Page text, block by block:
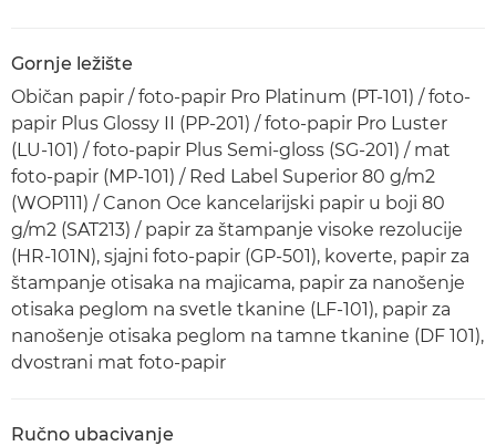
Gornje ležište
Običan papir / foto-papir Pro Platinum (PT-101) / foto-
papir Plus Glossy II (PP-201) / foto-papir Pro Luster
(LU-101) / foto-papir Plus Semi-gloss (SG-201) / mat
foto-papir (MP-101) / Red Label Superior 80 g/m2
(WOP111) / Canon Oce kancelarijski papir u boji 80
g/m2 (SAT213) / papir za štampanje visoke rezolucije
(HR-101N), sjajni foto-papir (GP-501), koverte, papir za
štampanje otisaka na majicama, papir za nanošenje
otisaka peglom na svetle tkanine (LF-101), papir za
nanošenje otisaka peglom na tamne tkanine (DF 101),
dvostrani mat foto-papir
Ručno ubacivanje